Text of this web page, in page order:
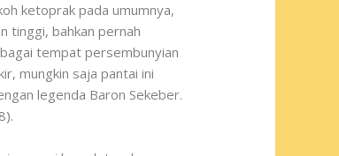
ketoprak pada umumnya,
tinggi, bahkan pernah
tempat persembunyian
mungkin saja pantai ini
legenda Baron Sekeber.